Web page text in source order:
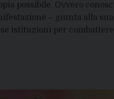
possibile. Ovvero
– giunta alla
istituzioni per